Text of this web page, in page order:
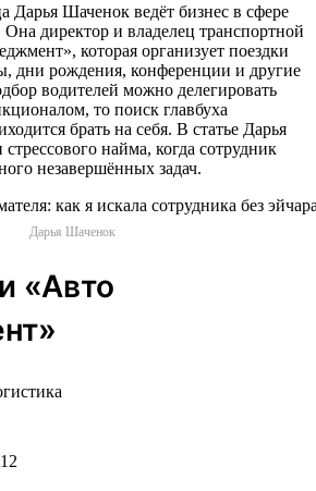
Дарья Шаченок ведёт бизнес в сфере
директор и владелец транспортной
которая организует поездки
дни рождения, конференции и другие
водителей можно делегировать
то поиск главбуха
брать на себя. В статье Дарья
стрессового найма, когда сотрудник
незавершённых задач.
Дарья Шаченок
«Авто